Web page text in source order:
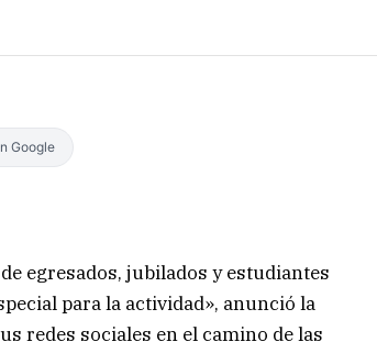
Google
egresados, jubilados y estudiantes
para la actividad», anunció la
redes sociales en el camino de las